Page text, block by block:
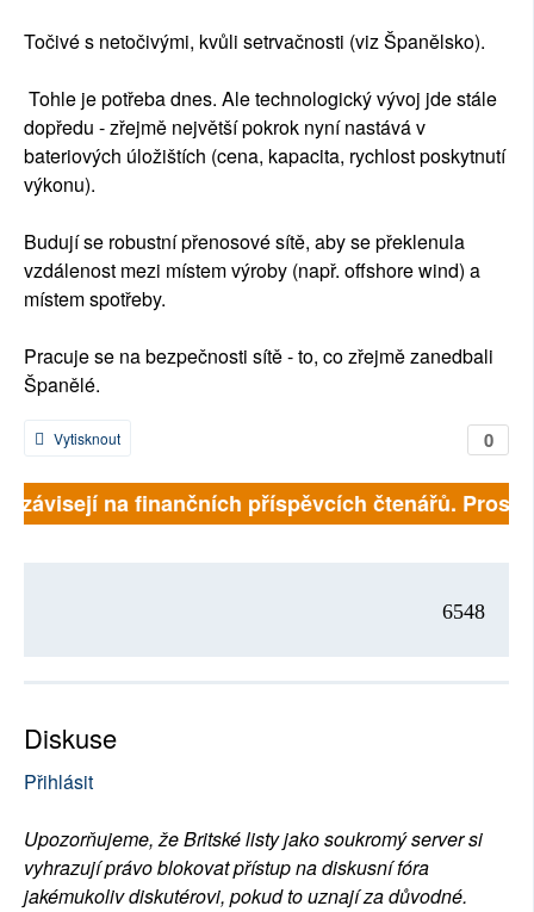
Točivé s netočivými, kvůli setrvačnosti (viz Španělsko).
Tohle je potřeba dnes. Ale technologický vývoj jde stále
dopředu - zřejmě největší pokrok nyní nastává v
bateriových úložištích (cena, kapacita, rychlost poskytnutí
výkonu).
Budují se robustní přenosové sítě, aby se překlenula
vzdálenost mezi místem výroby (např. offshore wind) a
místem spotřeby.
Pracuje se na bezpečnosti sítě - to, co zřejmě zanedbali
Španělé.
0
Vytisknout
na finančních příspěvcích čtenářů.
6548
Diskuse
Přihlásit
Upozorňujeme, že Britské listy jako soukromý server si
vyhrazují právo blokovat přístup na diskusní fóra
jakémukoliv diskutérovi, pokud to uznají za důvodné.